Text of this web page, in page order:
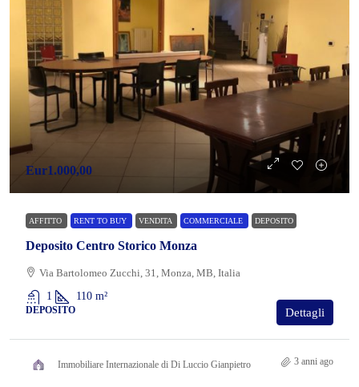
Eur1.000,00
AFFITTO RENT TO BUY VENDITA COMMERCIALE DEPOSITO
Deposito Centro Storico Monza
Via Bartolomeo Zucchi, 31, Monza, MB, Italia
1
110 m²
DEPOSITO Dettagli
Immobiliare Internazionale di Di Luccio Gianpietro 3 anni ago